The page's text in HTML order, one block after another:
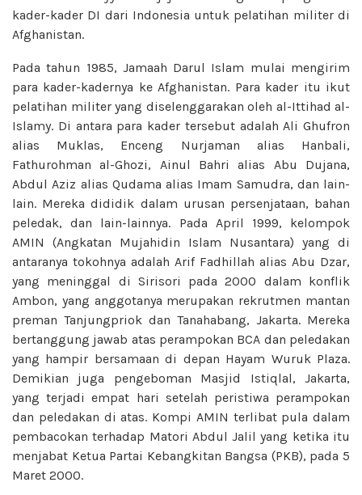
kader-kader DI dari Indonesia untuk pelatihan militer di
Afghanistan.
Pada tahun 1985, Jamaah Darul Islam mulai mengirim
para kader-kadernya ke Afghanistan. Para kader itu ikut
pelatihan militer yang diselenggarakan oleh al-Ittihad al-
Islamy. Di antara para kader tersebut adalah Ali Ghufron
alias Muklas, Enceng Nurjaman alias Hanbali,
Fathurohman al-Ghozi, Ainul Bahri alias Abu Dujana,
Abdul Aziz alias Qudama alias Imam Samudra, dan lain-
lain. Mereka dididik dalam urusan persenjataan, bahan
peledak, dan lain-lainnya. Pada April 1999, kelompok
AMIN (Angkatan Mujahidin Islam Nusantara) yang di
antaranya tokohnya adalah Arif Fadhillah alias Abu Dzar,
yang meninggal di Sirisori pada 2000 dalam konflik
Ambon, yang anggotanya merupakan rekrutmen mantan
preman Tanjungpriok dan Tanahabang, Jakarta. Mereka
bertanggung jawab atas perampokan BCA dan peledakan
yang hampir bersamaan di depan Hayam Wuruk Plaza.
Demikian juga pengeboman Masjid Istiqlal, Jakarta,
yang terjadi empat hari setelah peristiwa perampokan
dan peledakan di atas. Kompi AMIN terlibat pula dalam
pembacokan terhadap Matori Abdul Jalil yang ketika itu
menjabat Ketua Partai Kebangkitan Bangsa (PKB), pada 5
Maret 2000.